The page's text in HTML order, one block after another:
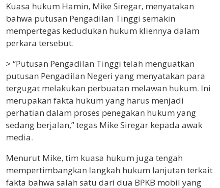
Kuasa hukum Hamin, Mike Siregar, menyatakan
bahwa putusan Pengadilan Tinggi semakin
mempertegas kedudukan hukum kliennya dalam
perkara tersebut.
> “Putusan Pengadilan Tinggi telah menguatkan
putusan Pengadilan Negeri yang menyatakan para
tergugat melakukan perbuatan melawan hukum. Ini
merupakan fakta hukum yang harus menjadi
perhatian dalam proses penegakan hukum yang
sedang berjalan,” tegas Mike Siregar kepada awak
media.
Menurut Mike, tim kuasa hukum juga tengah
mempertimbangkan langkah hukum lanjutan terkait
fakta bahwa salah satu dari dua BPKB mobil yang